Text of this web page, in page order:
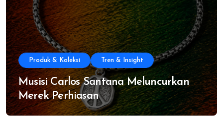
Produk & Koleksi Tren & Insight
Musisi Carlos Santana Meluncurkan
Merek Perhiasan